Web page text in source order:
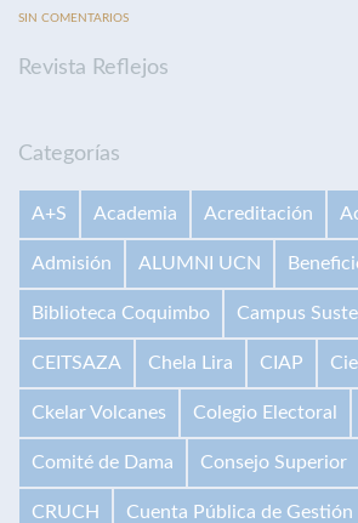
SIN COMENTARIOS
Revista Reflejos
Categorías
A+S Academia Acreditación
Admisión ALUMNI UCN
Biblioteca Coquimbo Campus
CEITSAZA Chela Lira CIAP
Ckelar Volcanes Colegio Electoral
Comité de Dama Consejo Superior
CRUCH Cuenta Pública de Gestión